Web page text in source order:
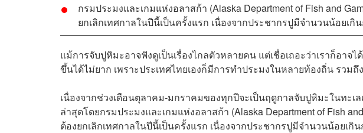
กรมประมงและเกมแห่งอลาสก้า (Alaska Department of Fish and
ยกเลิกเทศกาลในปีนี้เป็นครั้งแรก เนื่องจากประชากรปูมีจำนวนน้อยเกิ
แม้การจับปูหิมะอาจฟังดูเป็นเรื่องไกลตัวหลายคน แต่เชื่อเถอะว่าเราก็อาจ
ขึ้นได้ไม่ยาก เพราะประเทศไทยเองก็มีการทำประมงในหลายท้องถิ่น รวม
เนื่องจากช่วงเดือนตุลาคม-มกราคมของทุกปีจะเป็นฤดูกาลจับปูหิมะในทะเ
ล่าสุดโดยกรมประมงและเกมแห่งอลาสก้า (Alaska Department of Fish
ต้องยกเลิกเทศกาลในปีนี้เป็นครั้งแรก เนื่องจากประชากรปูมีจำนวนน้อยเกิ